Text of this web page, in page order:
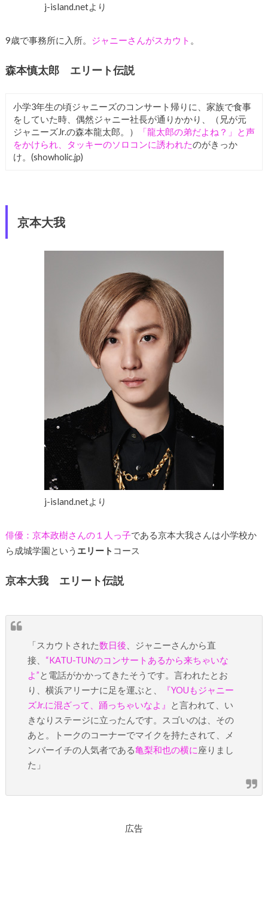
j-island.netより
9歳で事務所に入所。 ジャニーさんがスカウト 。
森本慎太郎 エリート伝説
小学3年生の頃ジャニーズのコンサート帰りに、家族で食事
をしていた時、偶然ジャニー社長が通りかかり、（兄が元
ジャニーズJr.の森本龍太郎。）
「龍太郎の弟だよね？」と声
をかけられ、タッキーのソロコンに誘われたのがきっか
け。(showholic.jp)
京本大我
j-island.netより
俳優：京本政樹さんの１人っ子である京本大我さんは小学校か
ら成城学園という エリート コース
京本大我 エリート伝説
「スカウトされた数日後 、ジャニーさんから直
接、 “KATU-TUNのコンサートあるから来ちゃいな
よ”と電話がかかってきたそうです。言われたとお
り、横浜アリーナに足を運ぶと、
『YOUもジャニー
ズJr.に混ざって、踊っちゃいなよ』 と言われて、い
きなりステージに立ったんです。スゴいのは、その
あと。トークのコーナーでマイクを持たされて、メ
ンバーイチの人気者である亀梨和也の横に 座りまし
た」
広告